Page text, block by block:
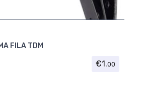
FILA TDM
€1.00